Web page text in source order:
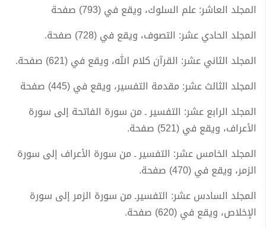
المجلد العاشر: علم السلوك، ويقع في (793) صفحة
المجلد الحادي عشر: التصوف، ويقع في (728) صفحة.
المجلد الثاني عشر: القرآن كلام الله، ويقع في (621) صفحة.
المجلد الثالث عشر: مقدمة التفسير، ويقع في (445) صفحة
المجلد الرابع عشر: التفسير ـ من سورة الفاتحة إلى سورة
الأعراف، ويقع في (521) صفحة.
المجلد الخامس عشر: التفسير ـ من سورة الأعراف إلى سورة
الزمر، ويقع في (470) صفحة.
المجلد السادس عشر: التفسيرـ من سورة الزمر إلى سورة
الإخلاص، ويقع في (620) صفحة.